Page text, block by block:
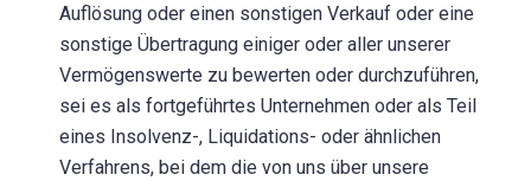
Auflösung oder einen sonstigen Verkauf oder eine
sonstige Übertragung einiger oder aller unserer
Vermögenswerte zu bewerten oder durchzuführen,
sei es als fortgeführtes Unternehmen oder als Teil
eines Insolvenz-, Liquidations- oder ähnlichen
Verfahrens, bei dem die von uns über unsere